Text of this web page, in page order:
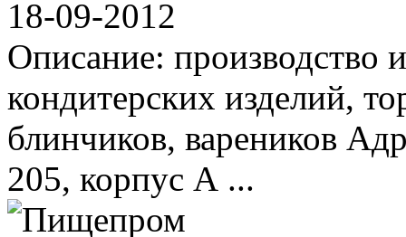
18-09-2012
Описание: производство
кондитерских изделий,
блинчиков, вареников
205, корпус А ...